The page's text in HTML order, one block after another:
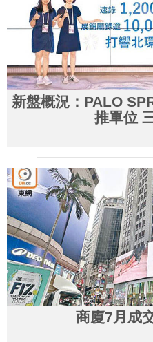
新盤概況：PALO
推單位
商廈7月成